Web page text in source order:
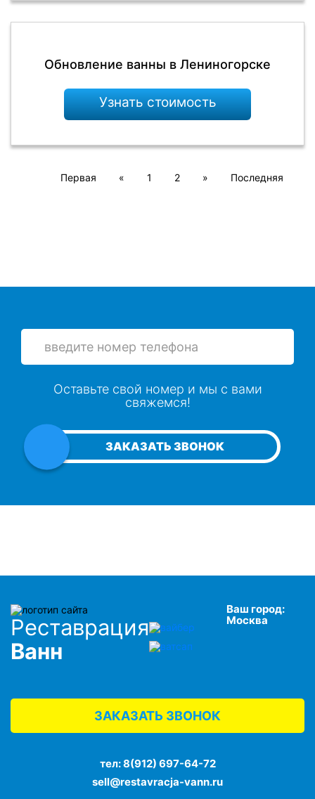
Обновление ванны в Лениногорске
Узнать стоимость
Первая « 1 2 » Последняя
ЗАКАЗАТЬ ЗВОНОК
Оставьте свой номер и мы с вами
свяжемся!
Реставрация
Ванн
Ваш город:
Москва
ЗАКАЗАТЬ ЗВОНОК
тел:8(912) 697-64-72
sell@restavracja-vann.ru